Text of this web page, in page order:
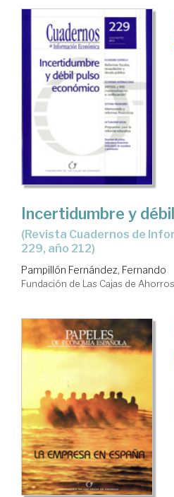
de
Ahorros
(FUNCAS)
Incertidumbre y
(Revista Cuadernos de Información Económica, Nº
229, año 212)
Pampillón Fernández, Fernando
Fundación de Las Cajas de